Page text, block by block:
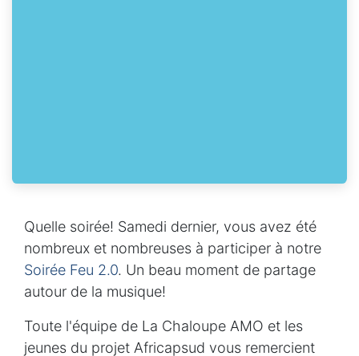
Quelle soirée! Samedi dernier, vous avez été
nombreux et nombreuses à participer à notre
Soirée Feu 2.0. Un beau moment de partage
autour de la musique!
Toute l'équipe de La Chaloupe AMO et les
jeunes du projet Africapsud vous remercient